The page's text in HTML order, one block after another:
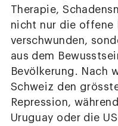
Therapie,
nicht nur die offene
verschwunden,
aus dem
Bevölkerung. Nach
Schweiz den
Repression,
Uruguay oder die